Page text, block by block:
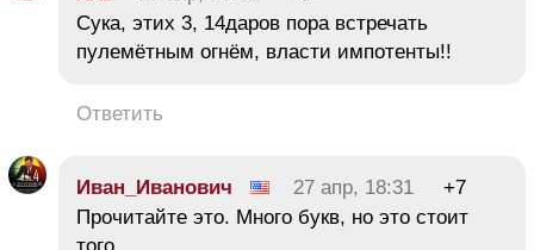
Сука, этих 3, 14даров пора встречать
пулемётным огнём, власти импотенты!!
Ответить
Иван_Иванович 27 апр, 18:31
+7
Прочитайте это. Много букв, но это стоит